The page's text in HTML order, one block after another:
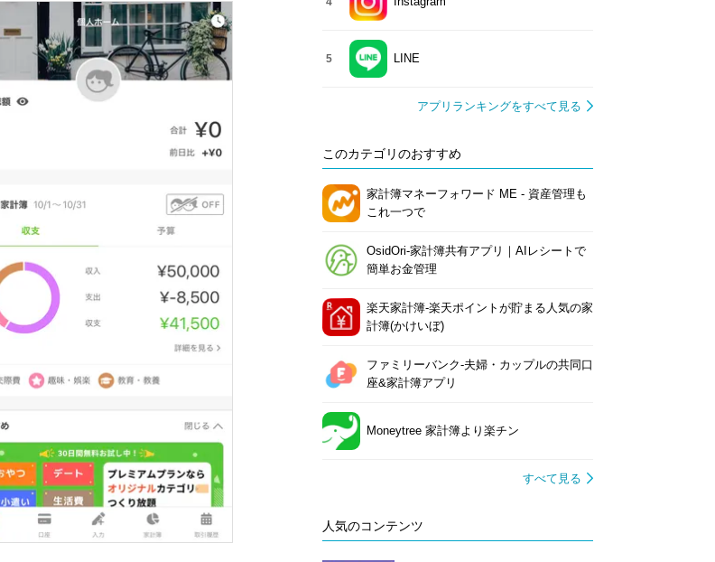
5 LINE
アプリランキングをすべて見る
このカテゴリのおすすめ
家計簿マネーフォワード ME - 資産管理も
これ一つで
OsidOri-家計簿共有アプリ｜AIレシートで
簡単お金管理
楽天家計簿-楽天ポイントが貯まる人気の家
計簿(かけいぼ)
ファミリーバンク-夫婦・カップルの共同口
座&家計簿アプリ
Moneytree 家計簿より楽チン
すべて見る
人気のコンテンツ